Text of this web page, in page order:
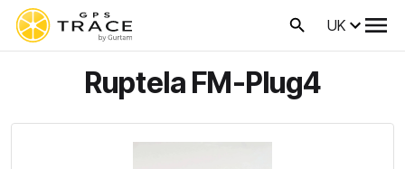
UK
Ruptela FM-Plug4